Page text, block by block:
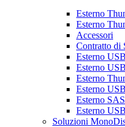
Esterno
Esterno
Accessori
Contratto di
Esterno
Esterno
Esterno
Esterno
Esterno
Esterno
Soluzioni